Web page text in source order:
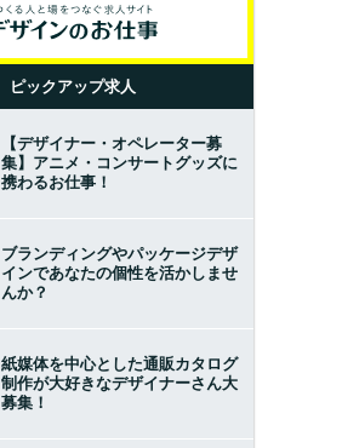
ピックアップ求人
【デザイナー・オペレーター募
集】アニメ・コンサートグッズに
携わるお仕事！
ブランディングやパッケージデザ
インであなたの個性を活かしませ
んか？
紙媒体を中心とした通販カタログ
制作が大好きなデザイナーさん大
募集！